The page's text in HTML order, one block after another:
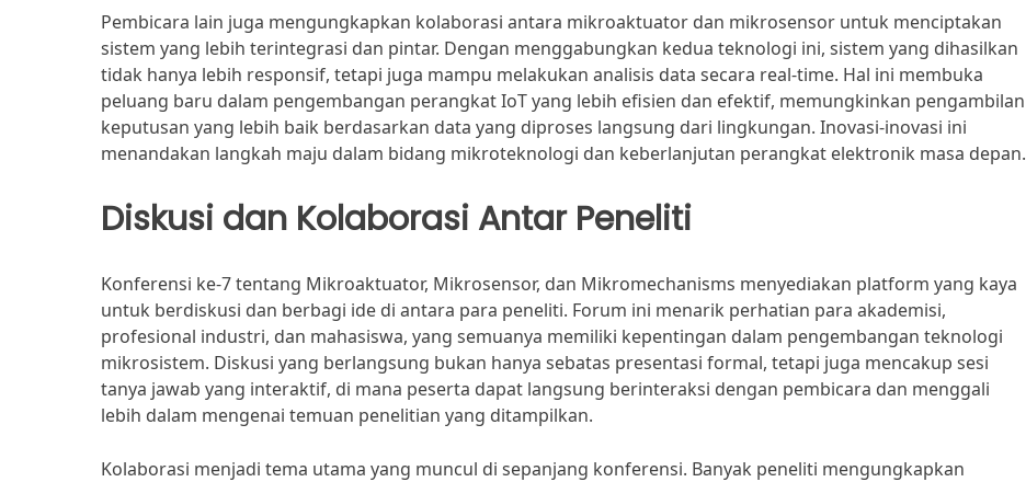
Pembicara lain juga mengungkapkan kolaborasi antara mikroaktuator dan mikrosensor untuk menciptakan
sistem yang lebih terintegrasi dan pintar. Dengan menggabungkan kedua teknologi ini, sistem yang dihasilkan
tidak hanya lebih responsif, tetapi juga mampu melakukan analisis data secara real-time. Hal ini membuka
peluang baru dalam pengembangan perangkat IoT yang lebih efisien dan efektif, memungkinkan pengambilan
keputusan yang lebih baik berdasarkan data yang diproses langsung dari lingkungan. Inovasi-inovasi ini
menandakan langkah maju dalam bidang mikroteknologi dan keberlanjutan perangkat elektronik masa depan.
Diskusi dan Kolaborasi Antar Peneliti
Konferensi ke-7 tentang Mikroaktuator, Mikrosensor, dan Mikromechanisms menyediakan platform yang kaya
untuk berdiskusi dan berbagi ide di antara para peneliti. Forum ini menarik perhatian para akademisi,
profesional industri, dan mahasiswa, yang semuanya memiliki kepentingan dalam pengembangan teknologi
mikrosistem. Diskusi yang berlangsung bukan hanya sebatas presentasi formal, tetapi juga mencakup sesi
tanya jawab yang interaktif, di mana peserta dapat langsung berinteraksi dengan pembicara dan menggali
lebih dalam mengenai temuan penelitian yang ditampilkan.
Kolaborasi menjadi tema utama yang muncul di sepanjang konferensi. Banyak peneliti mengungkapkan